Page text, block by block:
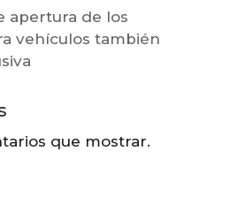
apertura de los
vehículos también
que mostrar.